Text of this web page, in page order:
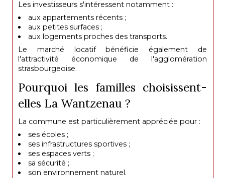
Les investisseurs s'intéressent notamment :
aux appartements récents ;
aux petites surfaces ;
aux logements proches des transports.
Le marché locatif bénéficie également de
l'attractivité économique de l'agglomération
strasbourgeoise.
Pourquoi les familles choisissent-
elles La Wantzenau ?
La commune est particulièrement appréciée pour :
ses écoles ;
ses infrastructures sportives ;
ses espaces verts ;
sa sécurité ;
son environnement naturel.